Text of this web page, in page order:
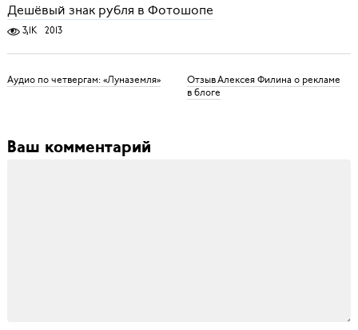
Дешёвый знак рубля в Фотошопе
3,1K 2013
Аудио по четвергам: «Луназемля»
Отзыв Алексея Филина о рекламе
в блоге
Ваш комментарий